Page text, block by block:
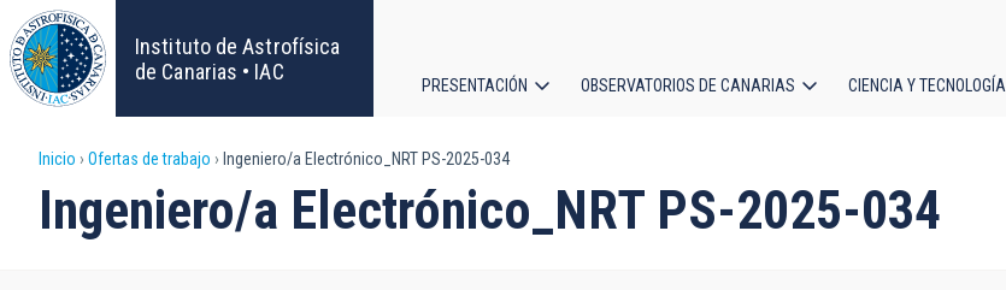
Pasar
al
contenido
principal
Instituto de Astrofísica
de Canarias • IAC
principal
PRESENTACIÓN OBSERVATORIOS DE CANARIAS CIENCIA Y TECNOLOGÍA
Sobrescribir
enlaces
Inicio Ofertas de trabajo Ingeniero/a Electrónico_NRT PS-2025-034
Ingeniero/a Electrónico_NRT PS-2025-034